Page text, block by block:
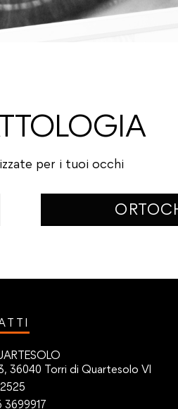
per i tuoi occhi
36040 Torri di Quartesolo VI
3699917